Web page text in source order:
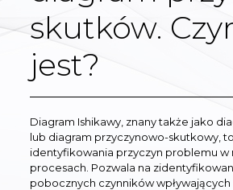
skutków.
jest?
Diagram Ishikawy, znany także jako
lub diagram przyczynowo-skutkowy,
identyfikowania przyczyn problemu w
procesach. Pozwala na
pobocznych czynników wpływających